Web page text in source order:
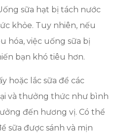
sữa hạt bị tách nước
khỏe. Tuy nhiên, nếu
hóa, việc uống sữa bị
bạn khó tiêu hơn.
hoặc lắc sữa để các
và thưởng thức như bình
đến hương vị. Có thể
sữa được sánh và mịn